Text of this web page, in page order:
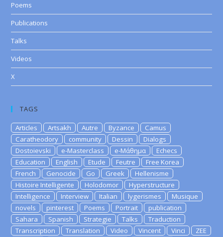
Poems
Publications
Talks
Videos
X
TAGS
Articles Artsakh Autre Byzance
Camus
Caratheodory
community Dessin
Dialogs
Dostoievski
e-Masterclass e-Μάθημα
Echecs
Education
English Etude Feutre
Free Korea
French
Genocide Go Greek
Hellenisme
Histoire Intelligente
Holodomor
Hyperstructure
Intelligence
Interview Italian lygerismes
Musique
novels
pinterest Poems Portrait
publication
Sahara
Spanish Strategie Talks
Traduction
Transcription
Translation Video Vincent Vinci
ZEE